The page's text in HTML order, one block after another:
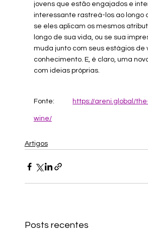
jovens que estão engajados e
interessante rastreá-los ao longo
se eles aplicam os mesmos
longo de sua vida, ou se sua
muda junto com seus estágios de
conhecimento. E, é claro, uma
com ideias próprias.
Fonte: https://areni.global/
wine/
Artigos
Posts recentes